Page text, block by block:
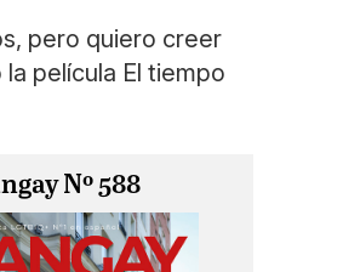
pero quiero creer
película El tiempo
Nº 588